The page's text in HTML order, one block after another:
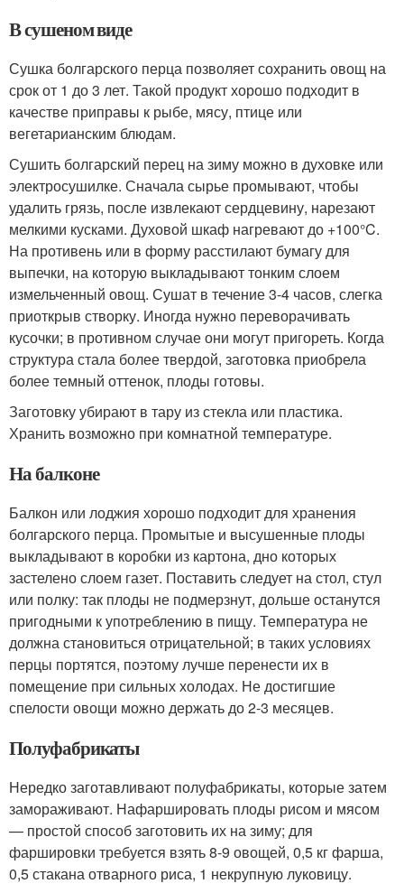
В сушеном виде
Сушка болгарского перца позволяет сохранить овощ на
срок от 1 до 3 лет. Такой продукт хорошо подходит в
качестве приправы к рыбе, мясу, птице или
вегетарианским блюдам.
Сушить болгарский перец на зиму можно в духовке или
электросушилке. Сначала сырье промывают, чтобы
удалить грязь, после извлекают сердцевину, нарезают
мелкими кусками. Духовой шкаф нагревают до +100°C.
На противень или в форму расстилают бумагу для
выпечки, на которую выкладывают тонким слоем
измельченный овощ. Сушат в течение 3-4 часов, слегка
приоткрыв створку. Иногда нужно переворачивать
кусочки; в противном случае они могут пригореть. Когда
структура стала более твердой, заготовка приобрела
более темный оттенок, плоды готовы.
Заготовку убирают в тару из стекла или пластика.
Хранить возможно при комнатной температуре.
На балконе
Балкон или лоджия хорошо подходит для хранения
болгарского перца. Промытые и высушенные плоды
выкладывают в коробки из картона, дно которых
застелено слоем газет. Поставить следует на стол, стул
или полку: так плоды не подмерзнут, дольше останутся
пригодными к употреблению в пищу. Температура не
должна становиться отрицательной; в таких условиях
перцы портятся, поэтому лучше перенести их в
помещение при сильных холодах. Не достигшие
спелости овощи можно держать до 2-3 месяцев.
Полуфабрикаты
Нередко заготавливают полуфабрикаты, которые затем
замораживают. Нафаршировать плоды рисом и мясом
— простой способ заготовить их на зиму; для
фаршировки требуется взять 8-9 овощей, 0,5 кг фарша,
0,5 стакана отварного риса, 1 некрупную луковицу.